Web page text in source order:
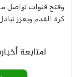
وفتح قنوات تواصل
كرة القدم ويعزز